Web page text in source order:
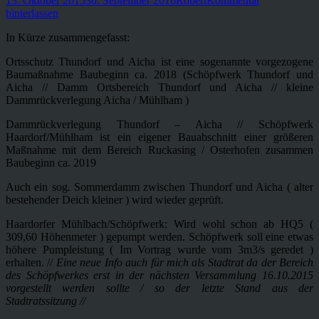
am
hinterlassen
In Kürze zusammengefasst:
Ortsschutz Thundorf und Aicha ist eine sogenannte vorgezogene
Baumaßnahme Baubeginn ca. 2018 (Schöpfwerk Thundorf und
Aicha // Damm Ortsbereich Thundorf und Aicha // kleine
Dammrückverlegung Aicha / Mühlham )
Dammrückverlegung Thundorf – Aicha // Schöpfwerk
Haardorf/Mühlham ist ein eigener Bauabschnitt einer größeren
Maßnahme mit dem Bereich Ruckasing / Osterhofen zusammen
Baubeginn ca. 2019
Auch ein sog. Sommerdamm zwischen Thundorf und Aicha ( alter
bestehender Deich kleiner ) wird wieder geprüft.
Haardorfer Mühlbach/Schöpfwerk: Wird wohl schon ab HQ5 (
309,60 Höhenmeter ) gepumpt werden. Schöpfwerk soll eine etwas
höhere Pumpleistung ( Im Vortrag wurde vom 3m3/s geredet )
erhalten. // Eine neue Info auch für mich als Stadtrat da der Bereich
des Schöpfwerkes erst in der nächsten Versammlung 16.10.2015
vorgestellt werden sollte / so der letzte Stand aus der
Stadtratssitzung //